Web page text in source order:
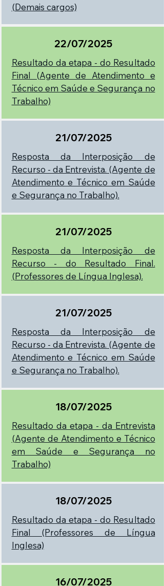
(Demais cargos)
22/07/2025
Resultado da etapa - do Resultado
Final (Agente de Atendimento e
Técnico em Saúde e Segurança no
Trabalho)
21/07/2025
Resposta da Interposição de
Recurso - da Entrevista. (Agente de
Atendimento e Técnico em Saúde
e Segurança no Trabalho).
21/07/2025
Resposta da Interposição de
Recurso - do Resultado Final.
(Professores de Língua Inglesa).
21/07/2025
Resposta da Interposição de
Recurso - da Entrevista. (Agente de
Atendimento e Técnico em Saúde
e Segurança no Trabalho).
18/07/2025
Resultado da etapa - da Entrevista
(Agente de Atendimento e Técnico
em Saúde e Segurança no
Trabalho)
18/07/2025
Resultado da etapa - do Resultado
Final (Professores de Língua
Inglesa)
16/07/2025